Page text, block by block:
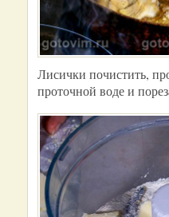
Лисички почистить,
проточной воде и